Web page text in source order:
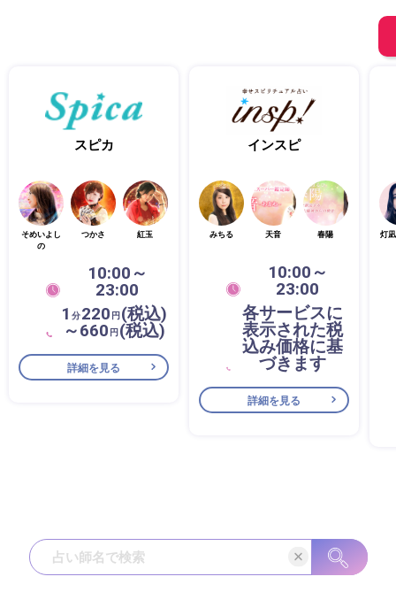
スピカ
そめいよし
の
つかさ 紅玉
10:00～
23:00
1 分220 円(税込)
～660 円(税込)
詳細を見る
インスピ
みちる 天音 春陽
10:00～
23:00
各サービスに
表示された税
込み価格に基
づきます
詳細を見る
灯